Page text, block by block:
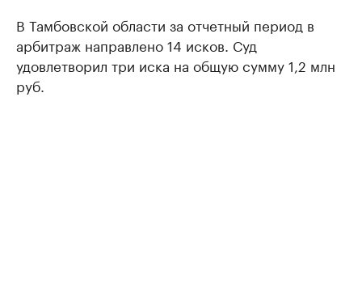
В Тамбовской области за отчетный период в
арбитраж направлено 14 исков. Суд
удовлетворил три иска на общую сумму 1,2 млн
руб.